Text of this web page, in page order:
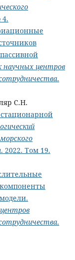
4.
научных центров
.
С.Н.
. 2022. Том 19.
.